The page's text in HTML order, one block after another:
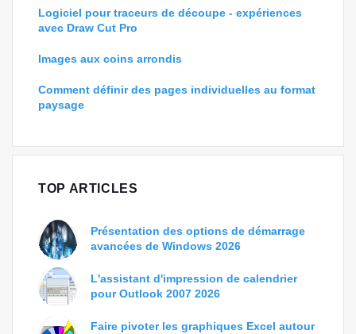
Logiciel pour traceurs de découpe - expériences
avec Draw Cut Pro
Images aux coins arrondis
Comment définir des pages individuelles au format
paysage
TOP ARTICLES
Présentation des options de démarrage
avancées de Windows 2026
L'assistant d'impression de calendrier
pour Outlook 2007 2026
Faire pivoter les graphiques Excel autour